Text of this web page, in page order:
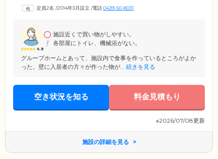
いております。生活をとおしてご自身の役割をこなしながら、身体機能
定員2名 /2014年3月設立 /電話0439-50-8031
4.8
施設近くで買い物がしやすい。
各部屋にトイレ、機械浴がない。
グループホームとあって、施設内で食事を作っているところがよか
った。壁に入居者の方々が作った物が... 続きを見る
空き状況を知る 料金見積もり
※2026/07/08更新
施設の詳細を見る